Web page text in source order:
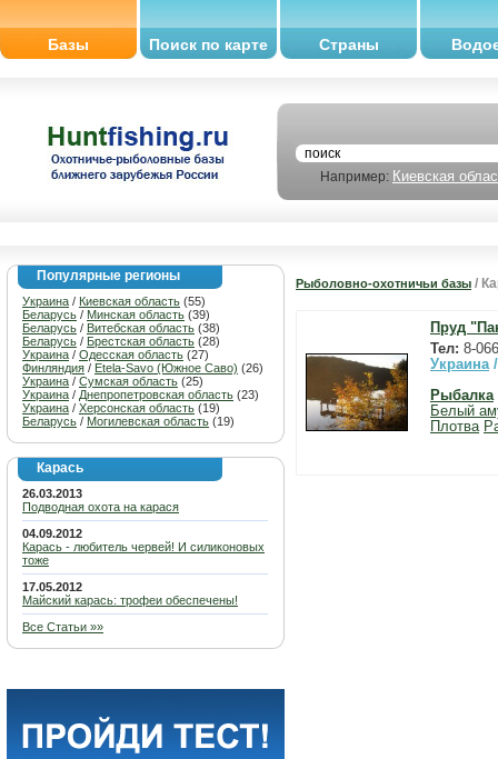
Базы Поиск по карте Страны
Например: Киевская
Популярные регионы
Украина / Киевская область (55)
Беларусь / Минская область (39)
Беларусь / Витебская область (38)
Беларусь / Брестская область (28)
Украина / Одесская область (27)
Финляндия / Etela-Savo (Южное Саво) (26)
Украина / Сумская область (25)
Украина / Днепропетровская область (23)
Украина / Херсонская область (19)
Беларусь / Могилевская область (19)
Карась
26.03.2013
Подводная охота на карася
04.09.2012
Карась - любитель червей! И силиконовых
тоже
17.05.2012
Майский карась: трофеи обеспечены!
Все Статьи »»
Рыболовно-охотничьи базы /
Пруд
Тел: 8-
Украина
Рыбалка
Белый
Плотва